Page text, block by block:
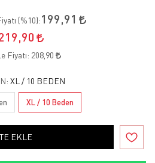
(%10):199,91
Fiyatı: 208,90
XL / 10 BEDEN
XL / 10 Beden
EKLE